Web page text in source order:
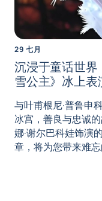
29 七月
沉浸于童话世界
雪公主》冰上
与叶甫根尼·普鲁申
冰宫，善良与忠诚
娜·谢尔巴科娃饰演
章，将为您带来难忘